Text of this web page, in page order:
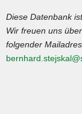
Diese Datenbank
Wir freuen uns
folgender